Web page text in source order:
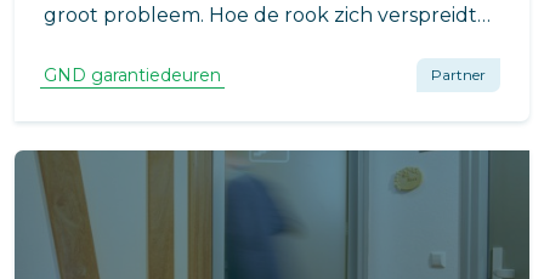
groot probleem. Hoe de rook zich verspreidt
bekend. De Brandweeracademie doet hier
onderzoek naar. GND-garantiedeuren helpt
mee met het leveren van rookwerende
deuren.
GND garantiedeuren Partner